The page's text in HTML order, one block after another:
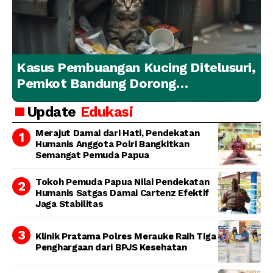
Kasus Pembuangan Kucing Ditelusuri,
Pemkot Bandung Dorong
Penanganan Hewan yang
Bertanggung Jawab
Update Edukasi
Merajut Damai dari Hati, Pendekatan
Humanis Anggota Polri Bangkitkan
Semangat Pemuda Papua
Tokoh Pemuda Papua Nilai Pendekatan
Humanis Satgas Damai Cartenz Efektif
Jaga Stabilitas
Klinik Pratama Polres Merauke Raih Tiga
Penghargaan dari BPJS Kesehatan